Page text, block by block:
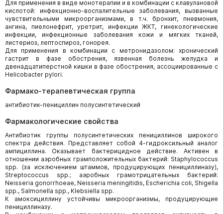
Для применения в виде монотерапии и в комбинации с клавулановой
кислотой: инфекционно-воспалительные заболевания, вызванные
чувствительными микроорганизмами, в т.ч. бронхит, пневмония,
ангина, пиелонефрит, уретрит, инфекции ЖКТ, гинекологические
инфекции, инфекционные заболевания кожи и мягких тканей,
листериоз, лептоспироз, гонорея.
Для применения в комбинации с метронидазолом: хронический
гастрит в фазе обострения, язвенная болезнь желудка и
двенадцатиперстной кишки в фазе обострения, ассоциированные с
Helicobacter pylori.
Фармако-терапевтическая группа
антибиотик-пенициллин полусинтетический
Фармакологические свойства
Антибиотик группы полусинтетических пенициллинов широкого
спектра действия. Представляет собой 4-гидроксильный аналог
ампициллина. Оказывает бактерицидное действие. Активен в
отношении аэробных грамположительных бактерий: Staphylococcus
spp. (за исключением штаммов, продуцирующих пенициллиназу),
Streptococcus spp.; аэробных грамотрицательных бактерий:
Neisseria gonorrhoeae, Neisseria meningitidis, Escherichia coli, Shigella
spp., Salmonella spp., Klebsiella spp.
К амоксициллину устойчивы микроорганизмы, продуцирующие
пенициллиназу.